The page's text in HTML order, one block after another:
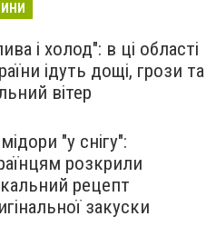
і холод": в ці області
ідуть дощі, грози та
вітер
"у снігу":
розкрили
рецепт
закуски